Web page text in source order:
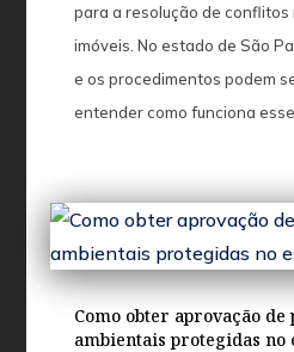
para a resolução de
imóveis. No estado de São
e os procedimentos podem
entender como funciona
Como obter aprovação
ambientais protegidas no